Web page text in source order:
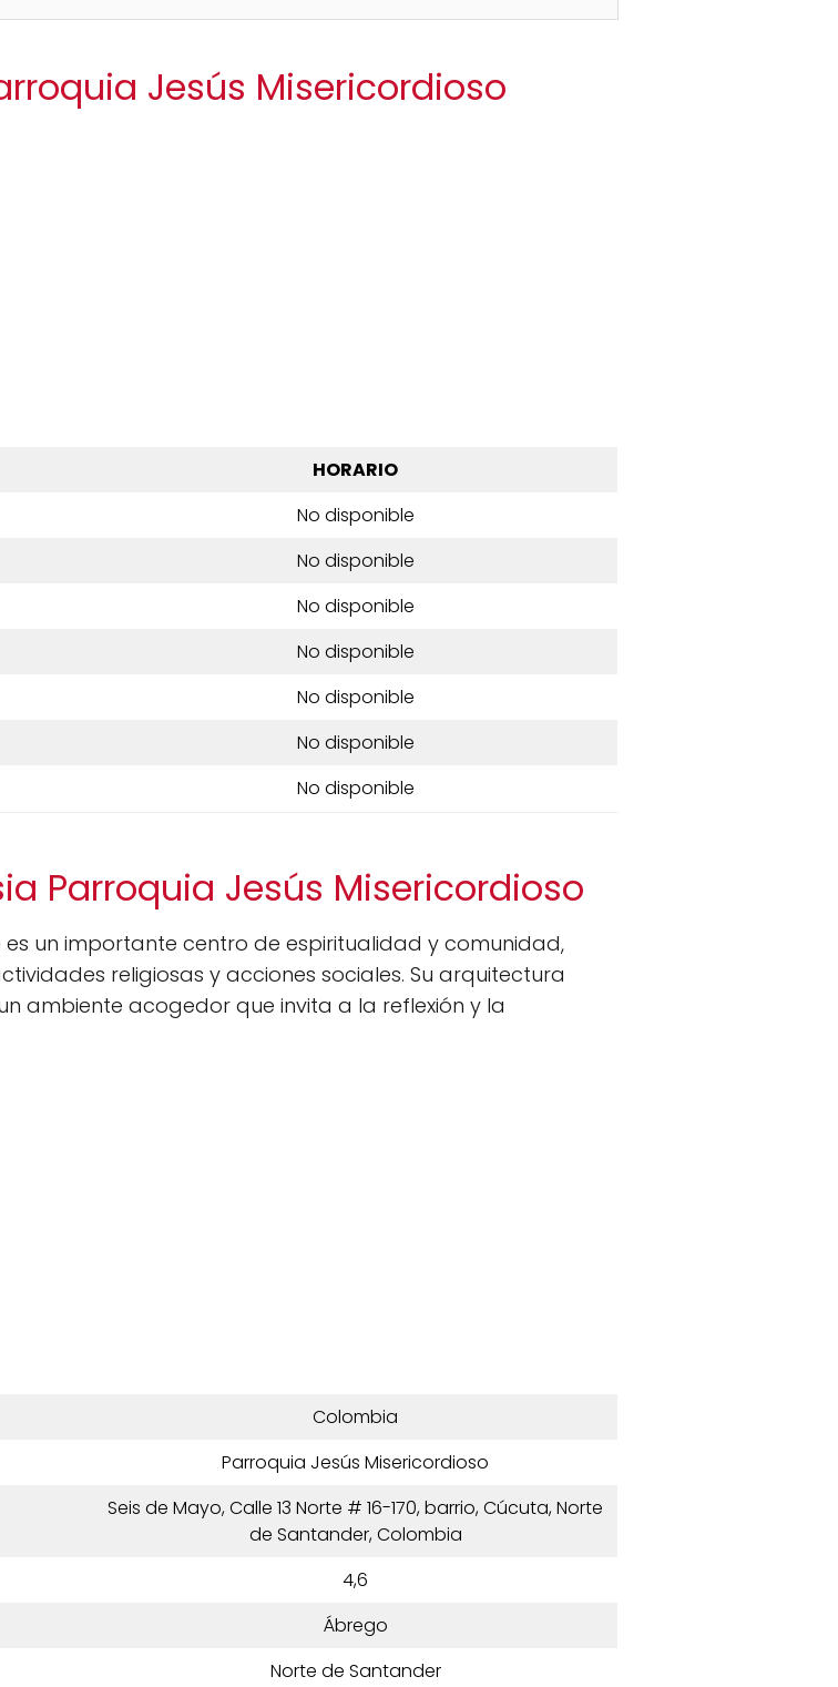
Jesús Misericordioso
HORARIO
No disponible
No disponible
No disponible
No disponible
No disponible
No disponible
No disponible
Parroquia Jesús Misericordioso
es un importante centro de espiritualidad y comunidad,
religiosas y acciones sociales. Su arquitectura
ambiente acogedor que invita a la reflexión y la
Colombia
Parroquia Jesús Misericordioso
Seis de Mayo, Calle 13 Norte # 16-170, barrio, Cúcuta, Norte
de Santander, Colombia
4,6
Ábrego
Norte de Santander